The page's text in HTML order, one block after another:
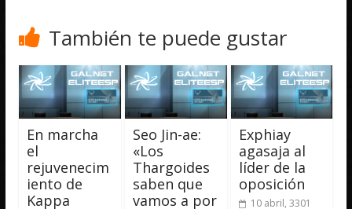
También te puede gustar
En marcha
el
rejuvenecim
iento de
Kappa
Seo Jin-ae:
«Los
Thargoides
saben que
vamos a por
Exphiay
agasaja al
líder de la
oposición
10 abril, 3301